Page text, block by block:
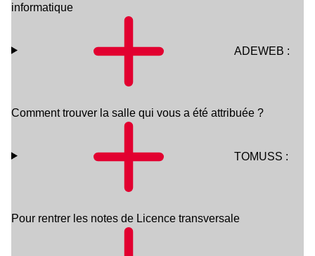
informatique
ADEWEB :
Comment trouver la salle qui vous a été attribuée ?
TOMUSS :
Pour rentrer les notes de Licence transversale